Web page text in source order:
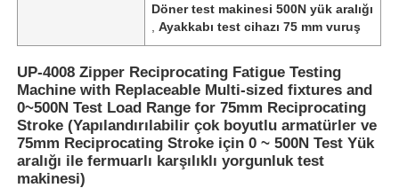
Döner test makinesi 500N yük aralığı
,Ayakkabı test cihazı 75 mm vuruş
UP-4008 Zipper Reciprocating Fatigue Testing
Machine with Replaceable Multi-sized fixtures and
0~500N Test Load Range for 75mm Reciprocating
Stroke (Yapılandırılabilir çok boyutlu armatürler ve
75mm Reciprocating Stroke için 0 ~ 500N Test Yük
aralığı ile fermuarlı karşılıklı yorgunluk test
makinesi)